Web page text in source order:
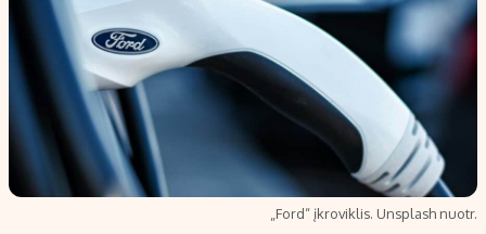
„Ford“ įkroviklis. Unsplash nuotr.